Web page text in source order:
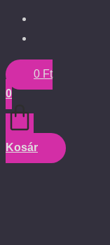
0 Ft
0
Kosár